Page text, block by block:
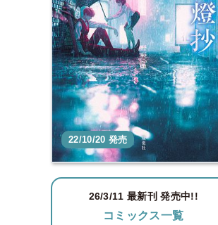
22/10/20 発売
26/3/11最新刊 発売中!!
コミックス一覧